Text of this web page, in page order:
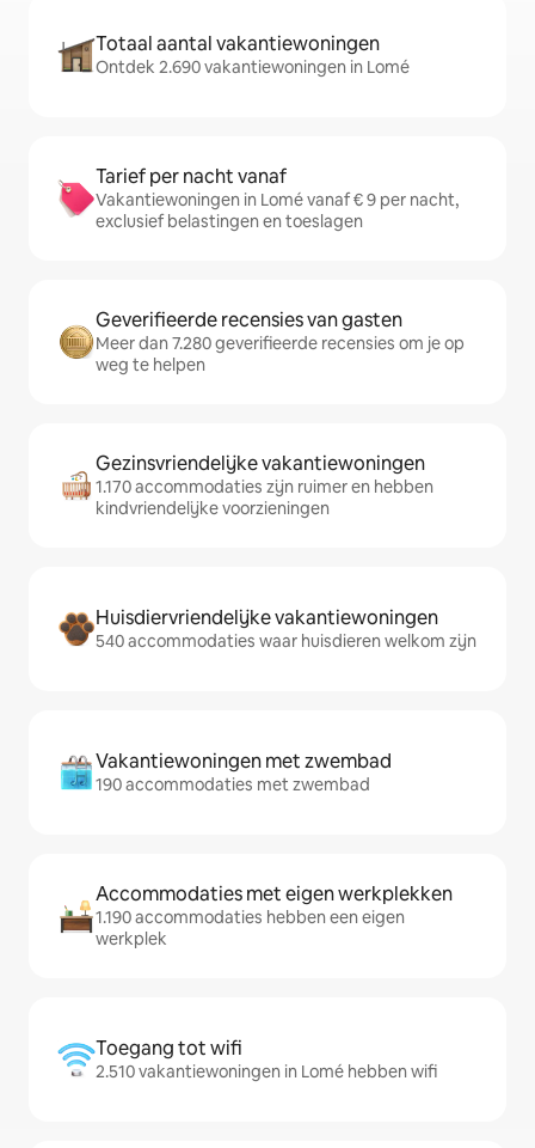
Totaal aantal vakantiewoningen
Ontdek 2.690 vakantiewoningen in Lomé
Tarief per nacht vanaf
Vakantiewoningen in Lomé vanaf € 9 per nacht,
exclusief belastingen en toeslagen
Geverifieerde recensies van gasten
Meer dan 7.280 geverifieerde recensies om je op
weg te helpen
Gezinsvriendelijke vakantiewoningen
1.170 accommodaties zijn ruimer en hebben
kindvriendelijke voorzieningen
Huisdiervriendelijke vakantiewoningen
540 accommodaties waar huisdieren welkom zijn
Vakantiewoningen met zwembad
190 accommodaties met zwembad
Accommodaties met eigen werkplekken
1.190 accommodaties hebben een eigen
werkplek
Toegang tot wifi
2.510 vakantiewoningen in Lomé hebben wifi